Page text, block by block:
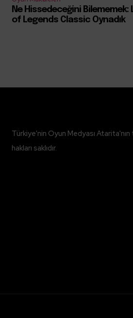
Ne Hissedeceğini Bilememek:
of Legends Classic Oynadık
Türkiye'nin Oyun Medyası Atarita'nın
hakları saklıdır.